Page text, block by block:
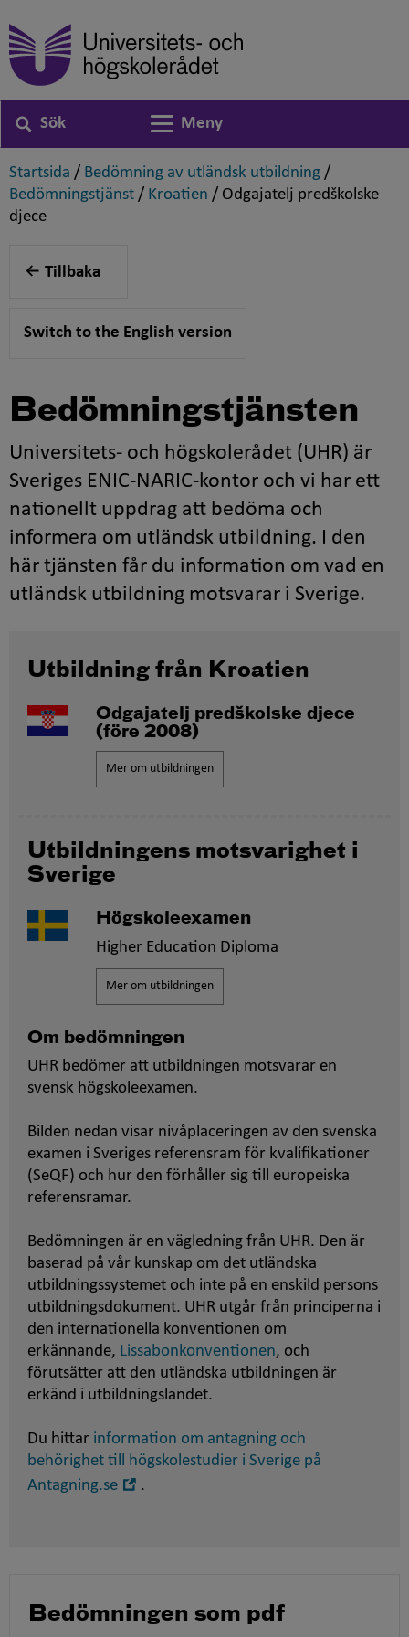
Sök
Växla navigering
Meny
Startsida ,
/ Bedömning av utländsk utbildning ,
/
Bedömningstjänst ,
/ Kroatien ,
/ Odgajatelj predškolske
djece,
Tillbaka
Switch to the English version
Bedömningstjänsten
Universitets- och högskolerådet (UHR) är
Sveriges ENIC-NARIC-kontor och vi har ett
nationellt uppdrag att bedöma och
informera om utländsk utbildning. I den
här tjänsten får du information om vad en
utländsk utbildning motsvarar i Sverige.
Utbildning från Kroatien
Odgajatelj predškolske djece
(före 2008)
Mer om utbildningen
Utbildningens motsvarighet i
Sverige
Högskoleexamen
Higher Education Diploma
Mer om utbildningen
Om bedömningen
UHR bedömer att utbildningen motsvarar en
svensk högskoleexamen.
Bilden nedan visar nivåplaceringen av den svenska
examen i Sveriges referensram för kvalifikationer
(SeQF) och hur den förhåller sig till europeiska
referensramar.
Bedömningen är en vägledning från UHR. Den är
baserad på vår kunskap om det utländska
utbildningssystemet och inte på en enskild persons
utbildningsdokument. UHR utgår från principerna i
den internationella konventionen om
erkännande, Lissabonkonventionen, och
förutsätter att den utländska utbildningen är
erkänd i utbildningslandet.
Du hittar information om antagning och
behörighet till högskolestudier i Sverige på
Antagning.se
.
Bedömningen som pdf